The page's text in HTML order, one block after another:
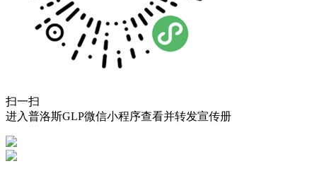
扫一扫
进入普洛斯GLP微信小程序查看并转发宣传册